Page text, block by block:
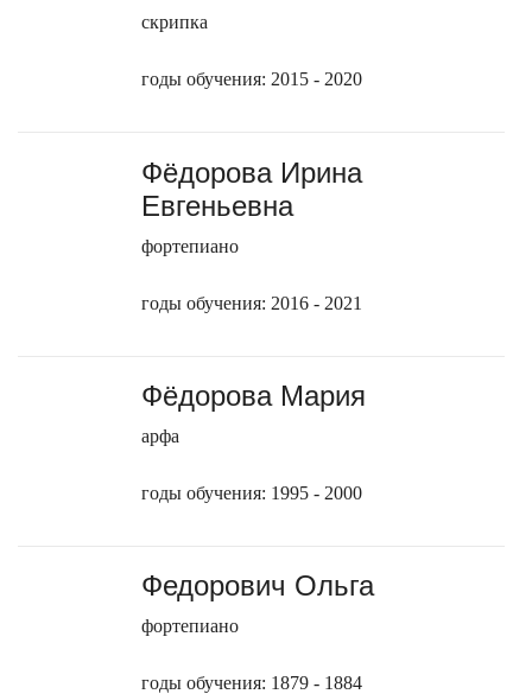
скрипка
годы обучения: 2015 - 2020
Фёдорова Ирина
Евгеньевна
фортепиано
годы обучения: 2016 - 2021
Фёдорова Мария
арфа
годы обучения: 1995 - 2000
Федорович Ольга
фортепиано
годы обучения: 1879 - 1884